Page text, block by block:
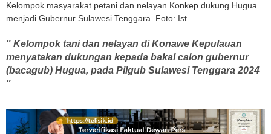
Kelompok masyarakat petani dan nelayan Konkep dukung Hugua
menjadi Gubernur Sulawesi Tenggara. Foto: Ist.
" Kelompok tani dan nelayan di Konawe Kepulauan
menyatakan dukungan kepada bakal calon gubernur
(bacagub) Hugua, pada Pilgub Sulawesi Tenggara 2024
"